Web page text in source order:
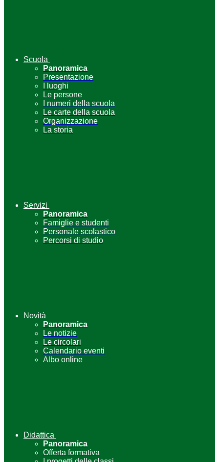
Scuola
Panoramica
Presentazione
I luoghi
Le persone
I numeri della scuola
Le carte della scuola
Organizzazione
La storia
Servizi
Panoramica
Famiglie e studenti
Personale scolastico
Percorsi di studio
Novità
Panoramica
Le notizie
Le circolari
Calendario eventi
Albo online
Didattica
Panoramica
Offerta formativa